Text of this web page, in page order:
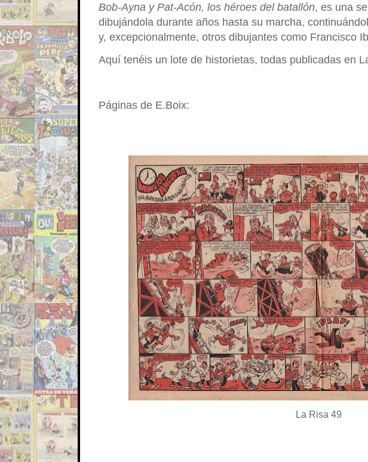
Bob-Ayna y Pat-Acón, los héroes del batallón, es una
dibujándola durante años hasta su marcha,
y, excepcionalmente, otros dibujantes como Francisco
Aquí tenéis un lote de historietas, todas publicadas en
Páginas de E.Boix:
La Risa 49